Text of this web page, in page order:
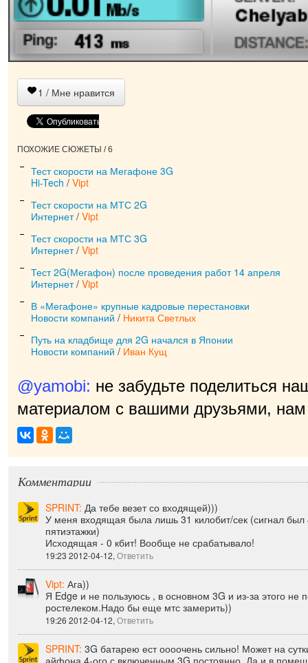
1 / Мне нравится
ПОХОЖИЕ СЮЖЕТЫ / 6
Тест скорости на Мегафоне 3G
Hi-Tech / Vipt
Тест скорости на МТС 2G
Интернет/ Vipt
Тест скорости на МТС 3G
Интернет/ Vipt
Тест 2G(Мегафон) после проведения работ 14 апреля
Интернет/ Vipt
В «Мегафоне» крупные кадровые перестановки
Новости компаний / Никита Светлых
Путь на кладбище для 2G начался в Японии
Новости компаний / Иван Кущ
@yamobi: не забудьте поделиться
материалом с вашими друзьями, нам
приятн|
Комментарии
SPRINT:Да тебе везет со входящей)))
У меня входящая была лишь 31 килобит/сек (сигнал был
пятиэтажки)
Исходящая - 0 кбит! Вообще не срабатывало!
19:23 2012-04-12,
Vipt:Ага))
Я Edge и не пользуюсь , в основном 3G и из-за этого не
ростелеком.Надо бы еще мтс замерить))
19:26 2012-04-12,